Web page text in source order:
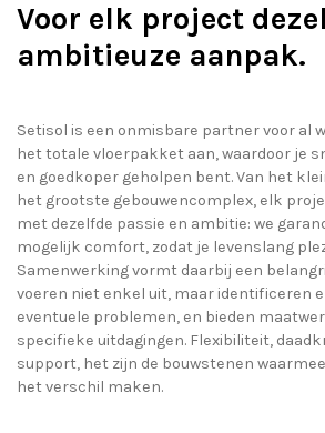
Voor elk project
ambitieuze aanpak.
Setisol is een onmisbare partner voor al
het totale vloerpakket aan, waardoor je
en goedkoper geholpen bent. Van het
het grootste gebouwencomplex, elk
met dezelfde passie en ambitie: we
mogelijk comfort, zodat je levenslang
Samenwerking vormt daarbij een
voeren niet enkel uit, maar identificeren
eventuele problemen, en bieden
specifieke uitdagingen. Flexibiliteit,
support, het zijn de bouwstenen
het verschil maken.